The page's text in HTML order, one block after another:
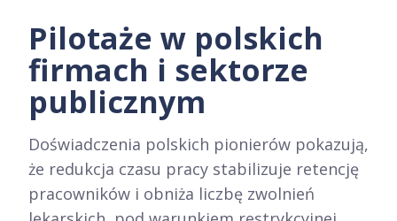
Pilotaże w polskich
firmach i sektorze
publicznym
Doświadczenia polskich pionierów pokazują,
że redukcja czasu pracy stabilizuje retencję
pracowników i obniża liczbę zwolnień